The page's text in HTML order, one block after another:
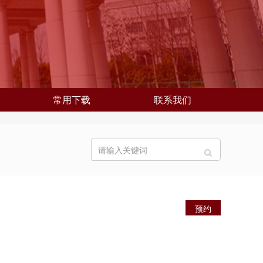
常用下载 联系我们
预约